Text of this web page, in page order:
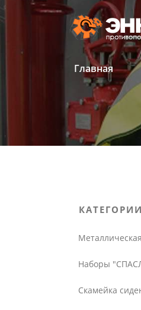
Перейти
к
Главная
'
Наборы
Скамейка